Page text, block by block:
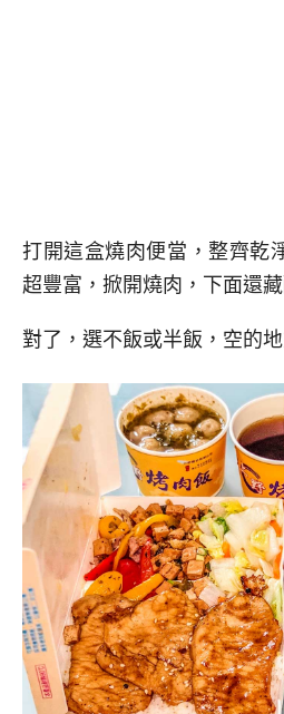
打開這盒燒肉便當，整齊乾
超豐富，掀開燒肉，下面還
對了，選不飯或半飯，空的